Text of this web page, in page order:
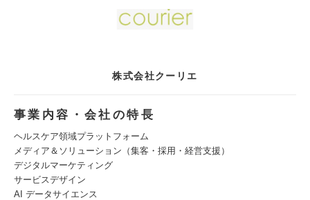
株式会社クーリエ
事業内容・会社の特長
ヘルスケア領域プラットフォーム
メディア＆ソリューション（集客・採用・経営支援）
デジタルマーケティング
サービスデザイン
AI データサイエンス